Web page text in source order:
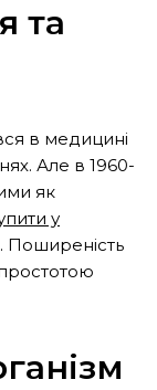
та
в медицині
Але в 1960-
як
у
Поширеність